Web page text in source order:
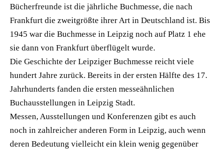
Bücherfreunde ist die jährliche Buchmesse, die nach
Frankfurt die zweitgrößte ihrer Art in Deutschland ist. Bis
1945 war die Buchmesse in Leipzig noch auf Platz 1 ehe
sie dann von Frankfurt überflügelt wurde.
Die Geschichte der Leipziger Buchmesse reicht viele
hundert Jahre zurück. Bereits in der ersten Hälfte des 17.
Jahrhunderts fanden die ersten messeähnlichen
Buchausstellungen in Leipzig Stadt.
Messen, Ausstellungen und Konferenzen gibt es auch
noch in zahlreicher anderen Form in Leipzig, auch wenn
deren Bedeutung vielleicht ein klein wenig gegenüber